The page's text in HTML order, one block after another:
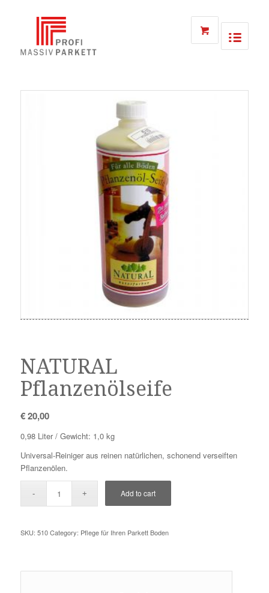
NATURAL
Pflanzenölseife
€20,00
0,98 Liter / Gewicht: 1,0 kg
Universal-Reiniger aus reinen natürlichen, schonend verseiften
Pflanzenölen.
Add to cart
SKU: 510 Category: Pflege für Ihren Parkett Boden